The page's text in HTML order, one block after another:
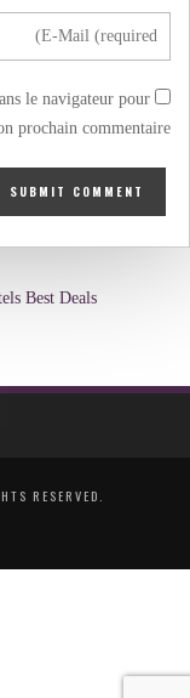
le navigateur pour
prochain commentaire.
Best Deals
RESERVED.